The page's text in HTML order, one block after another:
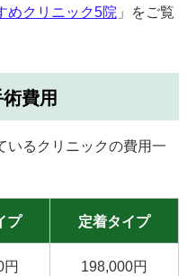
めクリニック5院 」をご覧
費用
いるクリニックの費用一
プ 定着タイプ
円 198,000円